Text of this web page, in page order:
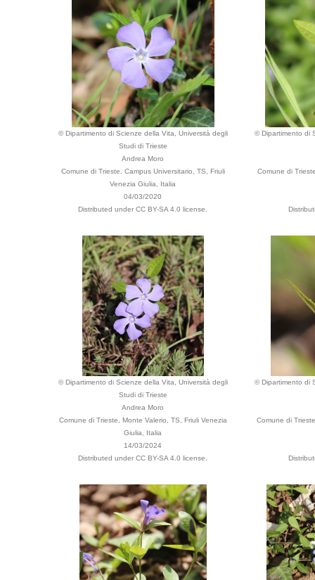
© Dipartimento di Scienze della Vita, Università degli
Studi di Trieste
Andrea Moro
Comune di Trieste, Campus Universitario, TS, Friuli
Venezia Giulia, Italia
04/03/2020
Distributed under CC BY-SA 4.0 license.
© Dipartimento di
Comune di
© Dipartimento di Scienze della Vita, Università degli
Studi di Trieste
Andrea Moro
Comune di Trieste, Monte Valerio, TS, Friuli Venezia
Giulia, Italia
14/03/2024
Distributed under CC BY-SA 4.0 license.
© Dipartimento di
Comune di